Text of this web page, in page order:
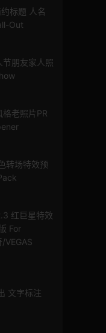
标题 人名
Out
节朋友家人照
老照片PR
转场特效预
红巨星特效
For
VEGAS
文字标注